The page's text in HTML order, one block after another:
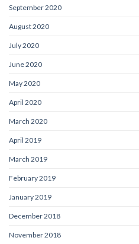
September 2020
August 2020
July 2020
June 2020
May 2020
April 2020
March 2020
April 2019
March 2019
February 2019
January 2019
December 2018
November 2018